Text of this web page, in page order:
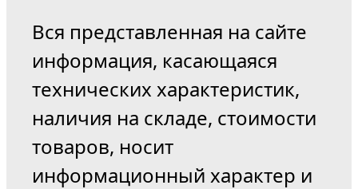
Вся представленная на сайте
информация, касающаяся
технических характеристик,
наличия на складе, стоимости
товаров, носит
информационный характер и